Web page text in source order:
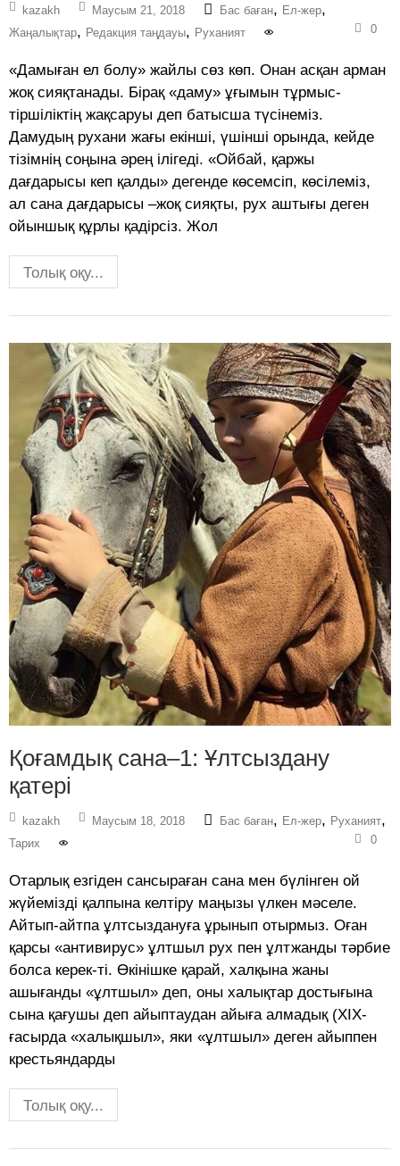
kazakh Маусым 21, 2018 Бас баған, Ел-жер,
Жаңалықтар, Редакция таңдауы, Руханият 0
«Дамыған ел болу» жайлы сөз көп. Онан асқан арман
жоқ сияқтанады. Бірақ «даму» ұғымын тұрмыс-
тіршіліктің жақсаруы деп батысша түсінеміз.
Дамудың рухани жағы екінші, үшінші орында, кейде
тізімнің соңына әрең ілігеді. «Ойбай, қаржы
дағдарысы кеп қалды» дегенде көсемсіп, көсілеміз,
ал сана дағдарысы –жоқ сияқты, рух аштығы деген
ойыншық құрлы қадірсіз. Жол
Толық оқу...
Қоғамдық сана–1: Ұлтсыздану
қатері
kazakh Маусым 18, 2018 Бас баған, Ел-жер, Руханият,
Тарих 0
Отарлық езгіден сансыраған сана мен бүлінген ой
жүйемізді қалпына келтіру маңызы үлкен мәселе.
Айтып-айтпа ұлтсыздануға ұрынып отырмыз. Оған
қарсы «антивирус» ұлтшыл рух пен ұлтжанды тәрбие
болса керек-ті. Өкінішке қарай, халқына жаны
ашығанды «ұлтшыл» деп, оны халықтар достығына
сына қағушы деп айыптаудан айыға алмадық (ХІХ-
ғасырда «халықшыл», яки «ұлтшыл» деген айыппен
крестьяндарды
Толық оқу...